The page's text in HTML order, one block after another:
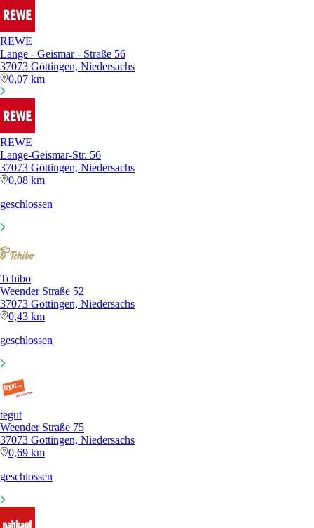
REWE
Lange - Geismar - Straße 56
37073 Göttingen, Niedersachs
0,07 km
REWE
Lange-Geismar-Str. 56
37073 Göttingen, Niedersachs
0,08 km
geschlossen
Tchibo
Weender Straße 52
37073 Göttingen, Niedersachs
0,43 km
geschlossen
tegut
Weender Straße 75
37073 Göttingen, Niedersachs
0,69 km
geschlossen